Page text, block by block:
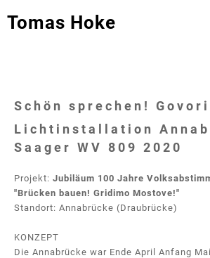
Tomas Hoke
Schön sprechen!
Lichtinstallation
Saager WV 809 2020
Projekt: Jubiläum 100 Jahre
"Brücken bauen! Gridimo Mostove!"
Standort: Annabrücke (Draubrücke)
KONZEPT
Die Annabrücke war Ende April Anfang